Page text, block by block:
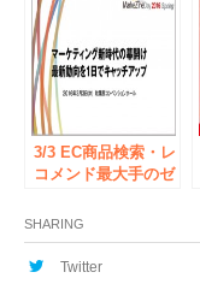
3/3 EC商品検索・レ
コメンド最大手のゼ
MarkeZineDay 2016
Springにて人工知
能・オムニチャネル
SHARING
Twitter